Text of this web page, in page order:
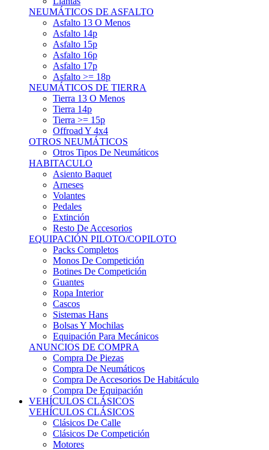
NEUMÁTICOS DE ASFALTO
Asfalto 13 O Menos
Asfalto 14p
Asfalto 15p
Asfalto 16p
Asfalto 17p
Asfalto >= 18p
NEUMÁTICOS DE TIERRA
Tierra 13 O Menos
Tierra 14p
Tierra >= 15p
Offroad Y 4x4
OTROS NEUMÁTICOS
Otros Tipos De Neumáticos
HABITACULO
Asiento Baquet
Arneses
Volantes
Pedales
Extinción
Resto De Accesorios
EQUIPACIÓN PILOTO/COPILOTO
Packs Completos
Monos De Competición
Botines De Competición
Guantes
Ropa Interior
Cascos
Sistemas Hans
Bolsas Y Mochilas
Equipación Para Mecánicos
ANUNCIOS DE COMPRA
Compra De Piezas
Compra De Neumáticos
Compra De Accesorios De Habitáculo
Compra De Equipación
VEHÍCULOS CLÁSICOS
VEHÍCULOS CLÁSICOS
Clásicos De Calle
Clásicos De Competición
Motores